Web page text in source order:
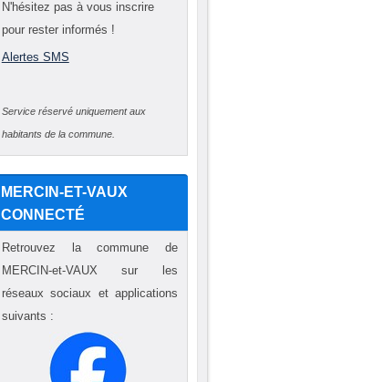
N'hésitez pas à vous inscrire
pour rester informés !
Alertes SMS
Service réservé uniquement aux
habitants de la commune.
MERCIN-ET-VAUX
CONNECTÉ
Retrouvez la commune de
MERCIN-et-VAUX sur les
réseaux sociaux et applications
suivants :